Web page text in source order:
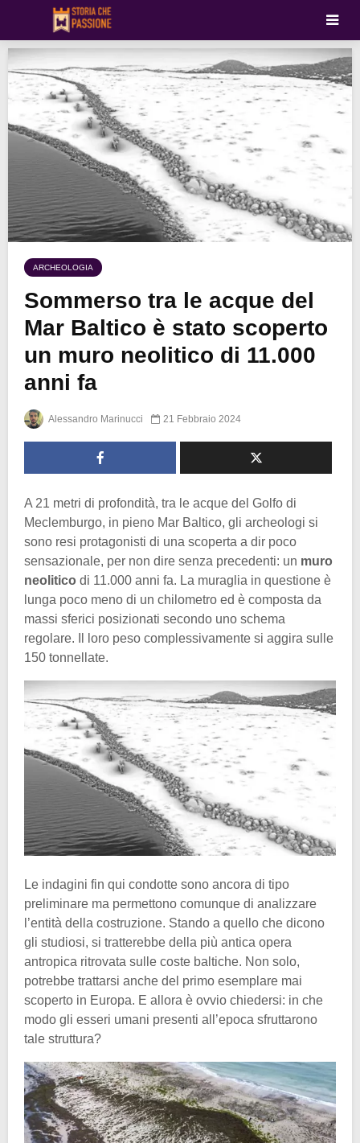
ARCHEOLOGIA
Sommerso tra le acque del
Mar Baltico è stato scoperto
un muro neolitico di 11.000
anni fa
Alessandro Marinucci 21 Febbraio 2024
A 21 metri di profondità, tra le acque del Golfo di
Meclemburgo, in pieno Mar Baltico, gli archeologi si
sono resi protagonisti di una scoperta a dir poco
sensazionale, per non dire senza precedenti: un muro
neolitico di 11.000 anni fa. La muraglia in questione è
lunga poco meno di un chilometro ed è composta da
massi sferici posizionati secondo uno schema
regolare. Il loro peso complessivamente si aggira sulle
150 tonnellate.
Le indagini fin qui condotte sono ancora di tipo
preliminare ma permettono comunque di analizzare
l’entità della costruzione. Stando a quello che dicono
gli studiosi, si tratterebbe della più antica opera
antropica ritrovata sulle coste baltiche. Non solo,
potrebbe trattarsi anche del primo esemplare mai
scoperto in Europa. E allora è ovvio chiedersi: in che
modo gli esseri umani presenti all’epoca sfruttarono
tale struttura?